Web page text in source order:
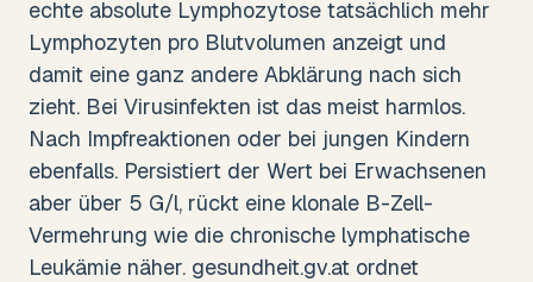
echte absolute Lymphozytose tatsächlich mehr
Lymphozyten pro Blutvolumen anzeigt und
damit eine ganz andere Abklärung nach sich
zieht. Bei Virusinfekten ist das meist harmlos.
Nach Impfreaktionen oder bei jungen Kindern
ebenfalls. Persistiert der Wert bei Erwachsenen
aber über 5 G/l, rückt eine klonale B-Zell-
Vermehrung wie die chronische lymphatische
Leukämie näher. gesundheit.gv.at ordnet